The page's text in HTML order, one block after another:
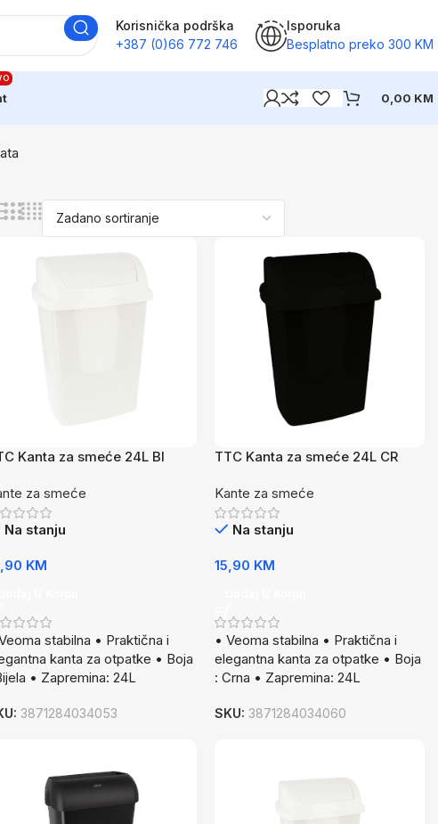
Korisnička podrška
+387 (0)66 772 746
Isporuka
Besplatno preko 300 KM
0,00 KM
Kanta za smeće 24L BI
za smeće
Na stanju
KM
stabilna • Praktična i
kanta za otpatke • Boja
• Zapremina: 24L
3871284034053
TTC Kanta za smeće 24L CR
Kante za smeće
Na stanju
15,90 KM
• Veoma stabilna • Praktična i
elegantna kanta za otpatke • Boja
: Crna • Zapremina: 24L
SKU:3871284034060